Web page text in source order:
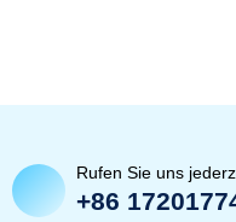
Rufen Sie uns
+86